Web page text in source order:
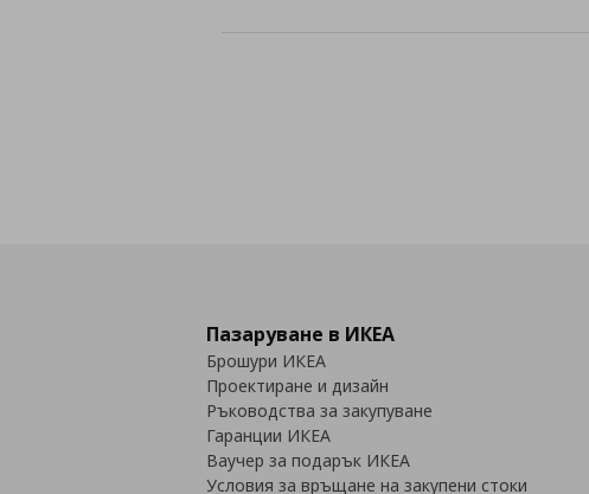
Пазаруване в ИКЕА
Брошури ИКЕА
Проектиране и дизайн
Ръководства за закупуване
Гаранции ИКЕА
Ваучер за подарък ИКЕА
Условия за връщане на закупени стоки